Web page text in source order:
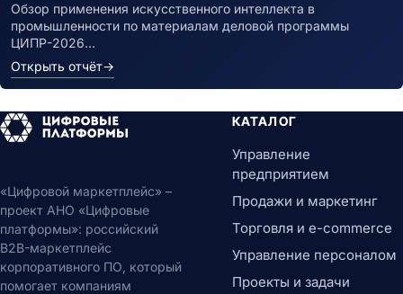
Обзор применения искусственного интеллекта в
промышленности по материалам деловой программы
ЦИПР-2026…
Открыть отчёт→
«Цифровой маркетплейс» –
проект АНО «Цифровые
платформы»: российский
B2B-маркетплейс
корпоративного ПО, который
помогает компаниям
КАТАЛОГ
Управление
предприятием
Продажи и маркетинг
Торговля и e-commerce
Управление персоналом
Проекты и задачи